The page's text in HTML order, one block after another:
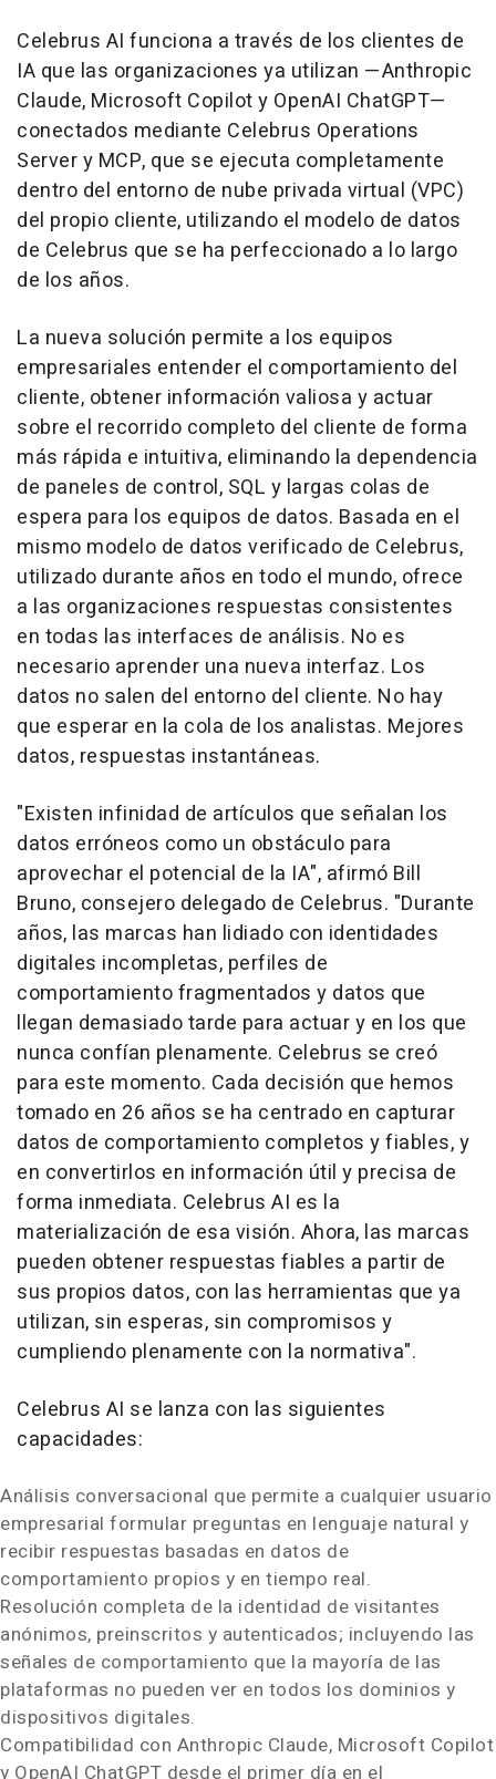
Celebrus AI funciona a través de los clientes de
IA que las organizaciones ya utilizan —Anthropic
Claude, Microsoft Copilot y OpenAI ChatGPT—
conectados mediante Celebrus Operations
Server y MCP, que se ejecuta completamente
dentro del entorno de nube privada virtual (VPC)
del propio cliente, utilizando el modelo de datos
de Celebrus que se ha perfeccionado a lo largo
de los años.
La nueva solución permite a los equipos
empresariales entender el comportamiento del
cliente, obtener información valiosa y actuar
sobre el recorrido completo del cliente de forma
más rápida e intuitiva, eliminando la dependencia
de paneles de control, SQL y largas colas de
espera para los equipos de datos. Basada en el
mismo modelo de datos verificado de Celebrus,
utilizado durante años en todo el mundo, ofrece
a las organizaciones respuestas consistentes
en todas las interfaces de análisis. No es
necesario aprender una nueva interfaz. Los
datos no salen del entorno del cliente. No hay
que esperar en la cola de los analistas. Mejores
datos, respuestas instantáneas.
"Existen infinidad de artículos que señalan los
datos erróneos como un obstáculo para
aprovechar el potencial de la IA", afirmó Bill
Bruno, consejero delegado de Celebrus. "Durante
años, las marcas han lidiado con identidades
digitales incompletas, perfiles de
comportamiento fragmentados y datos que
llegan demasiado tarde para actuar y en los que
nunca confían plenamente. Celebrus se creó
para este momento. Cada decisión que hemos
tomado en 26 años se ha centrado en capturar
datos de comportamiento completos y fiables, y
en convertirlos en información útil y precisa de
forma inmediata. Celebrus AI es la
materialización de esa visión. Ahora, las marcas
pueden obtener respuestas fiables a partir de
sus propios datos, con las herramientas que ya
utilizan, sin esperas, sin compromisos y
cumpliendo plenamente con la normativa".
Celebrus AI se lanza con las siguientes
capacidades:
Análisis conversacional que permite a cualquier usuario
empresarial formular preguntas en lenguaje natural y
recibir respuestas basadas en datos de
comportamiento propios y en tiempo real.
Resolución completa de la identidad de visitantes
anónimos, preinscritos y autenticados; incluyendo las
señales de comportamiento que la mayoría de las
plataformas no pueden ver en todos los dominios y
dispositivos digitales.
Compatibilidad con Anthropic Claude, Microsoft Copilot
y OpenAI ChatGPT desde el primer día en el